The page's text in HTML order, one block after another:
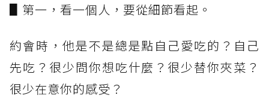
▋第一，看一個人，要從細節看起。
約會時，他是不是總是點自己愛吃的？自己
先吃？很少問你想吃什麼？很少替你夾菜？
很少在意你的感受？